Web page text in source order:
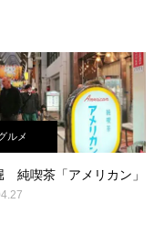
ルメ
純喫茶「アメリカン」